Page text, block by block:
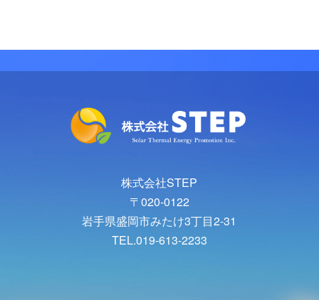
株式会社STEP
〒020-0122
岩手県盛岡市みたけ3丁目2-31
TEL.019-613-2233